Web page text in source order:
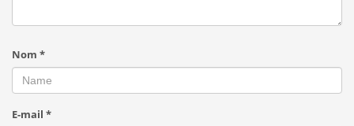
Nom *
E-mail *